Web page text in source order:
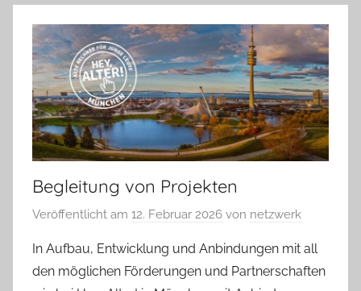
Begleitung von Projekten
Veröffentlicht am 12. Februar 2026 von netzwerk
In Aufbau, Entwicklung und Anbindungen mit all
den möglichen Förderungen und Partnerschaften